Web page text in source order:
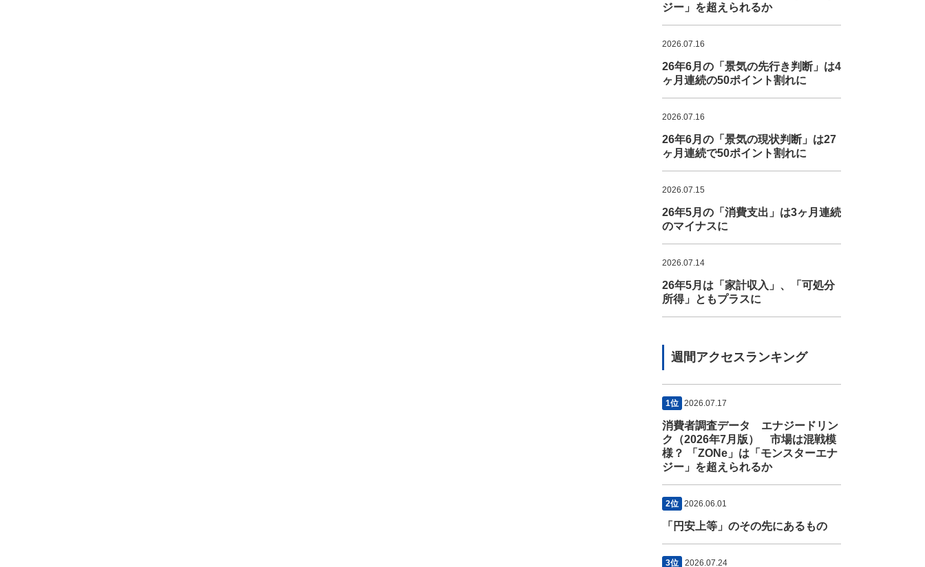
ジー」を超えられるか
2026.07.16
26年6月の「景気の先行き判断」は4
ヶ月連続の50ポイント割れに
2026.07.16
26年6月の「景気の現状判断」は27
ヶ月連続で50ポイント割れに
2026.07.15
26年5月の「消費支出」は3ヶ月連続
のマイナスに
2026.07.14
26年5月は「家計収入」、「可処分
所得」ともプラスに
週間アクセスランキング
1位 2026.07.17
消費者調査データ エナジードリン
ク（2026年7月版） 市場は混戦模
様？ 「ZONe」は「モンスターエナ
ジー」を超えられるか
2位 2026.06.01
「円安上等」のその先にあるもの
3位 2026.07.24